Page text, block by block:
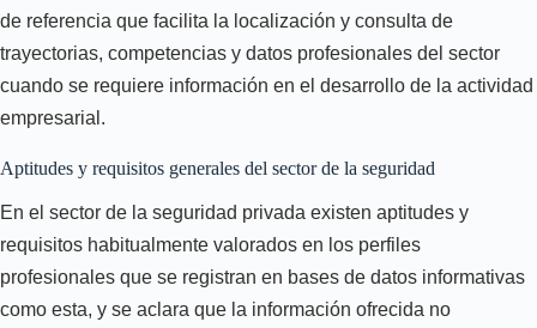
de referencia que facilita la localización y consulta de
trayectorias, competencias y datos profesionales del sector
cuando se requiere información en el desarrollo de la actividad
empresarial.
Aptitudes y requisitos generales del sector de la seguridad
En el sector de la seguridad privada existen aptitudes y
requisitos habitualmente valorados en los perfiles
profesionales que se registran en bases de datos informativas
como esta, y se aclara que la información ofrecida no